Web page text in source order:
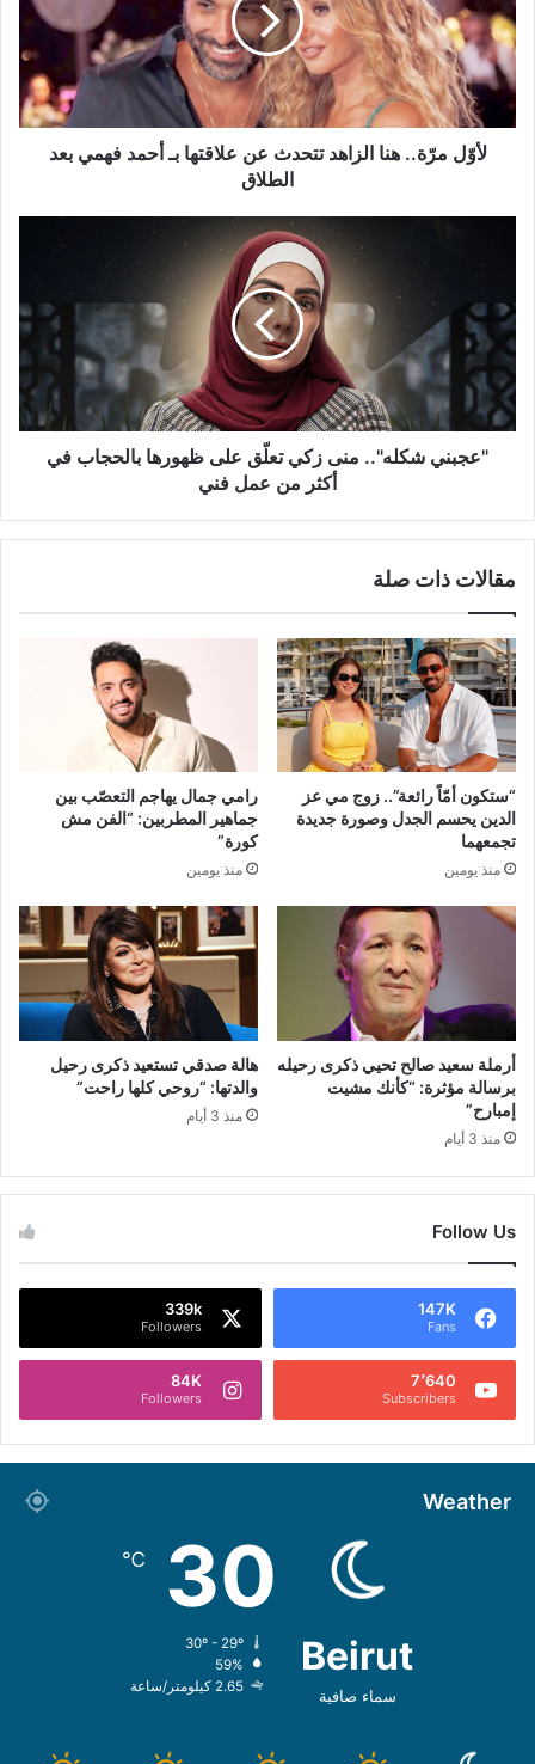
تتحدث
عن
علاقتها
بـ
أحمد
فهميلأوّل مرّة.. هنا الزاهد تتحدث عن علاقتها بـ أحمد فهمي بعد
الطلاق
زكي
تعلّق
على
ظهورها
بالحجاب
في
"عجبني شكله".. منى زكي تعلّق على ظهورها بالحجاب في
أكثر من عمل فني
مقالات ذات صلة
“ستكون أمّاً رائعة”.. زوج مي عز
الدين يحسم الجدل وصورة جديدة
تجمعهما
منذ يومين
رامي جمال يهاجم التعصّب بين
جماهير المطربين: “الفن مش
كورة”
منذ يومين
أرملة سعيد صالح تحيي ذكرى رحيله
برسالة مؤثرة: “كأنك مشيت
إمبارح”
منذ 3 أيام
هالة صدقي تستعيد ذكرى رحيل
والدتها: “روحي كلها راحت”
منذ 3 أيام
Follow Us
147K
Fans
339k
Followers
7٬640
Subscribers
84K
Followers
Weather
Beirut
سماء صافية
30
℃
59%
2.65 كيلومتر/ساعة